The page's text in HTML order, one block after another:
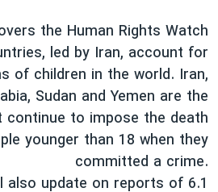
ویدیوها
فرهنگ و زندگی
حقوق شهروندی
اقتصادی
علم و فناوری
اسرائیل در جنگ
بایگانی برنامه‌های تلویزیونی
مستندها
انتخابات ریاست جمهوری آمریکا ۲۰۲۴
حمله جمهوری اسلامی به اسرائیل
رمز مهسا
ورزش زنان در ایران
یادگیری زبان انگلیسی
دنبال کنید
زبانهای مختلف
the Human Rights Watch
led by Iran, account for
of children in the world. Iran,
Sudan and Yemen are the
to impose the death
younger than 18 when they
committed a crime.
also update on reports of 6.1